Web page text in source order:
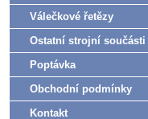
Válečkové řetězy
Ostatní strojní součásti
Poptávka
Obchodní podmínky
Kontakt